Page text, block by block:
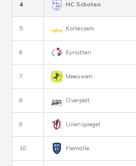
4 HC Schoten
5 Kortessem
6 Eynatten
7 Meeuwen
8 Overpelt
9 Uilenspiegel
10 Flemalle